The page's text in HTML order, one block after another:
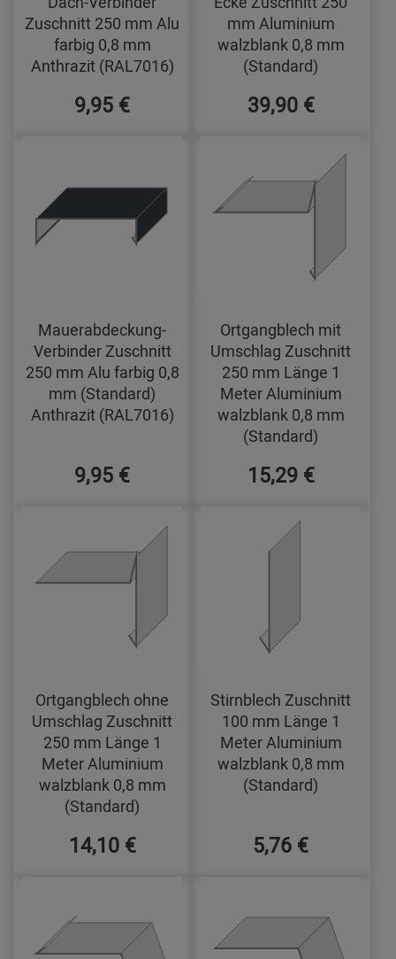
Zuschnitt 250 mm Alu
farbig 0,8 mm
Anthrazit (RAL7016)
9,95 €
mm Aluminium
walzblank 0,8 mm
(Standard)
39,90 €
Mauerabdeckung-
Verbinder Zuschnitt
250 mm Alu farbig 0,8
mm (Standard)
Anthrazit (RAL7016)
9,95 €
Ortgangblech mit
Umschlag Zuschnitt
250 mm Länge 1
Meter Aluminium
walzblank 0,8 mm
(Standard)
15,29 €
Ortgangblech ohne
Umschlag Zuschnitt
250 mm Länge 1
Meter Aluminium
walzblank 0,8 mm
(Standard)
14,10 €
Stirnblech Zuschnitt
100 mm Länge 1
Meter Aluminium
walzblank 0,8 mm
(Standard)
5,76 €